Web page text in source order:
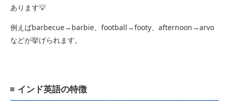
あります💡
例えばbarbecue→barbie、football→footy、afternoon→arvo
などが挙げられます。
インド英語の特徴